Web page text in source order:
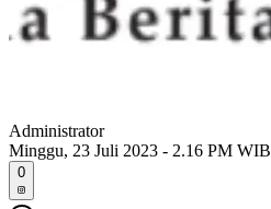
Administrator
Minggu, 23 Juli 2023 - 2.16 PM WIB
0